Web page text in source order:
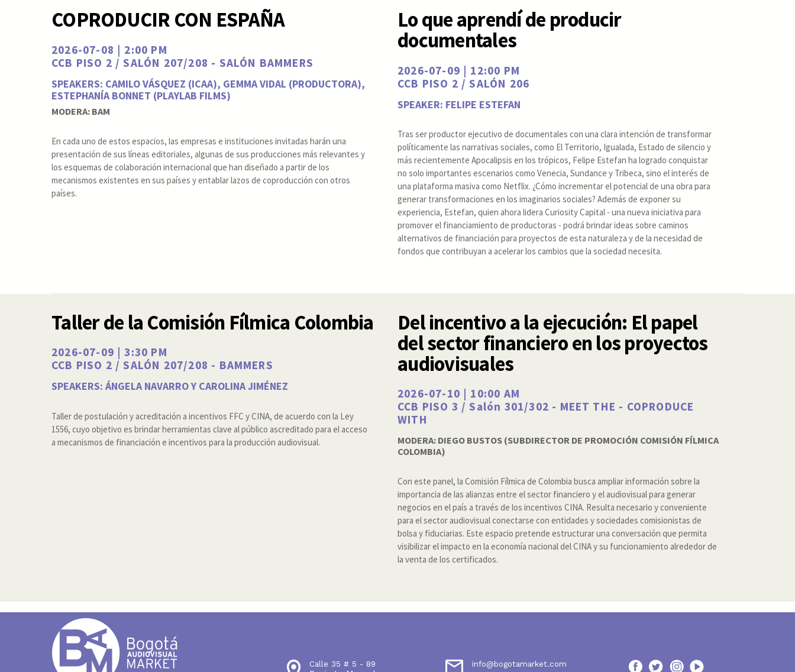
COPRODUCIR CON ESPAÑA
2026-07-08 | 2:00 PM
CCB PISO 2 / SALÓN 207/208 - SALÓN BAMMERS
SPEAKERS: CAMILO VÁSQUEZ (ICAA), GEMMA VIDAL (PRODUCTORA),
ESTEPHANÍA BONNET (PLAYLAB FILMS)
MODERA: BAM
En cada uno de estos espacios, las empresas e instituciones invitadas harán una
presentación de sus líneas editoriales, algunas de sus producciones más relevantes y
los esquemas de colaboración internacional que han diseñado a partir de los
mecanismos existentes en sus países y entablar lazos de coproducción con otros
países.
Lo que aprendí de producir
documentales
2026-07-09 | 12:00 PM
CCB PISO 2 / SALÓN 206
SPEAKER: FELIPE ESTEFAN
Tras ser productor ejecutivo de documentales con una clara intención de transformar
políticamente las narrativas sociales, como El Territorio, Igualada, Estado de silencio y
más recientemente Apocalipsis en los trópicos, Felipe Estefan ha logrado conquistar
no solo importantes escenarios como Venecia, Sundance y Tribeca, sino el interés de
una plataforma masiva como Netflix. ¿Cómo incrementar el potencial de una obra para
generar transformaciones en los imaginarios sociales? Además de exponer su
experiencia, Estefan, quien ahora lidera Curiosity Capital - una nueva iniciativa para
promover el financiamiento de productoras - podrá brindar ideas sobre caminos
alternativos de financiación para proyectos de esta naturaleza y de la necesidad de
fondos que contribuyan a acelerar los cambios que la sociedad necesita.
Taller de la Comisión Fílmica Colombia
2026-07-09 | 3:30 PM
CCB PISO 2 / SALÓN 207/208 - BAMMERS
SPEAKERS: ÁNGELA NAVARRO Y CAROLINA JIMÉNEZ
Taller de postulación y acreditación a incentivos FFC y CINA, de acuerdo con la Ley
1556, cuyo objetivo es brindar herramientas clave al público ascreditado para el acceso
a mecanismos de financiación e incentivos para la producción audiovisual.
Del incentivo a la ejecución: El papel
del sector financiero en los proyectos
audiovisuales
2026-07-10 | 10:00 AM
CCB PISO 3 / Salón 301/302 - MEET THE - COPRODUCE
WITH
MODERA: DIEGO BUSTOS (SUBDIRECTOR DE PROMOCIÓN COMISIÓN FÍLMICA
COLOMBIA)
Con este panel, la Comisión Fílmica de Colombia busca ampliar información sobre la
importancia de las alianzas entre el sector financiero y el audiovisual para generar
negocios en el país a través de los incentivos CINA. Resulta necesario y conveniente
para el sector audiovisual conectarse con entidades y sociedades comisionistas de
bolsa y fiduciarias. Este espacio pretende estructurar una conversación que permita
visibilizar el impacto en la economía nacional del CINA y su funcionamiento alrededor de
la venta de los certificados.
Calle 35 # 5 - 89
info@bogotamarket.com